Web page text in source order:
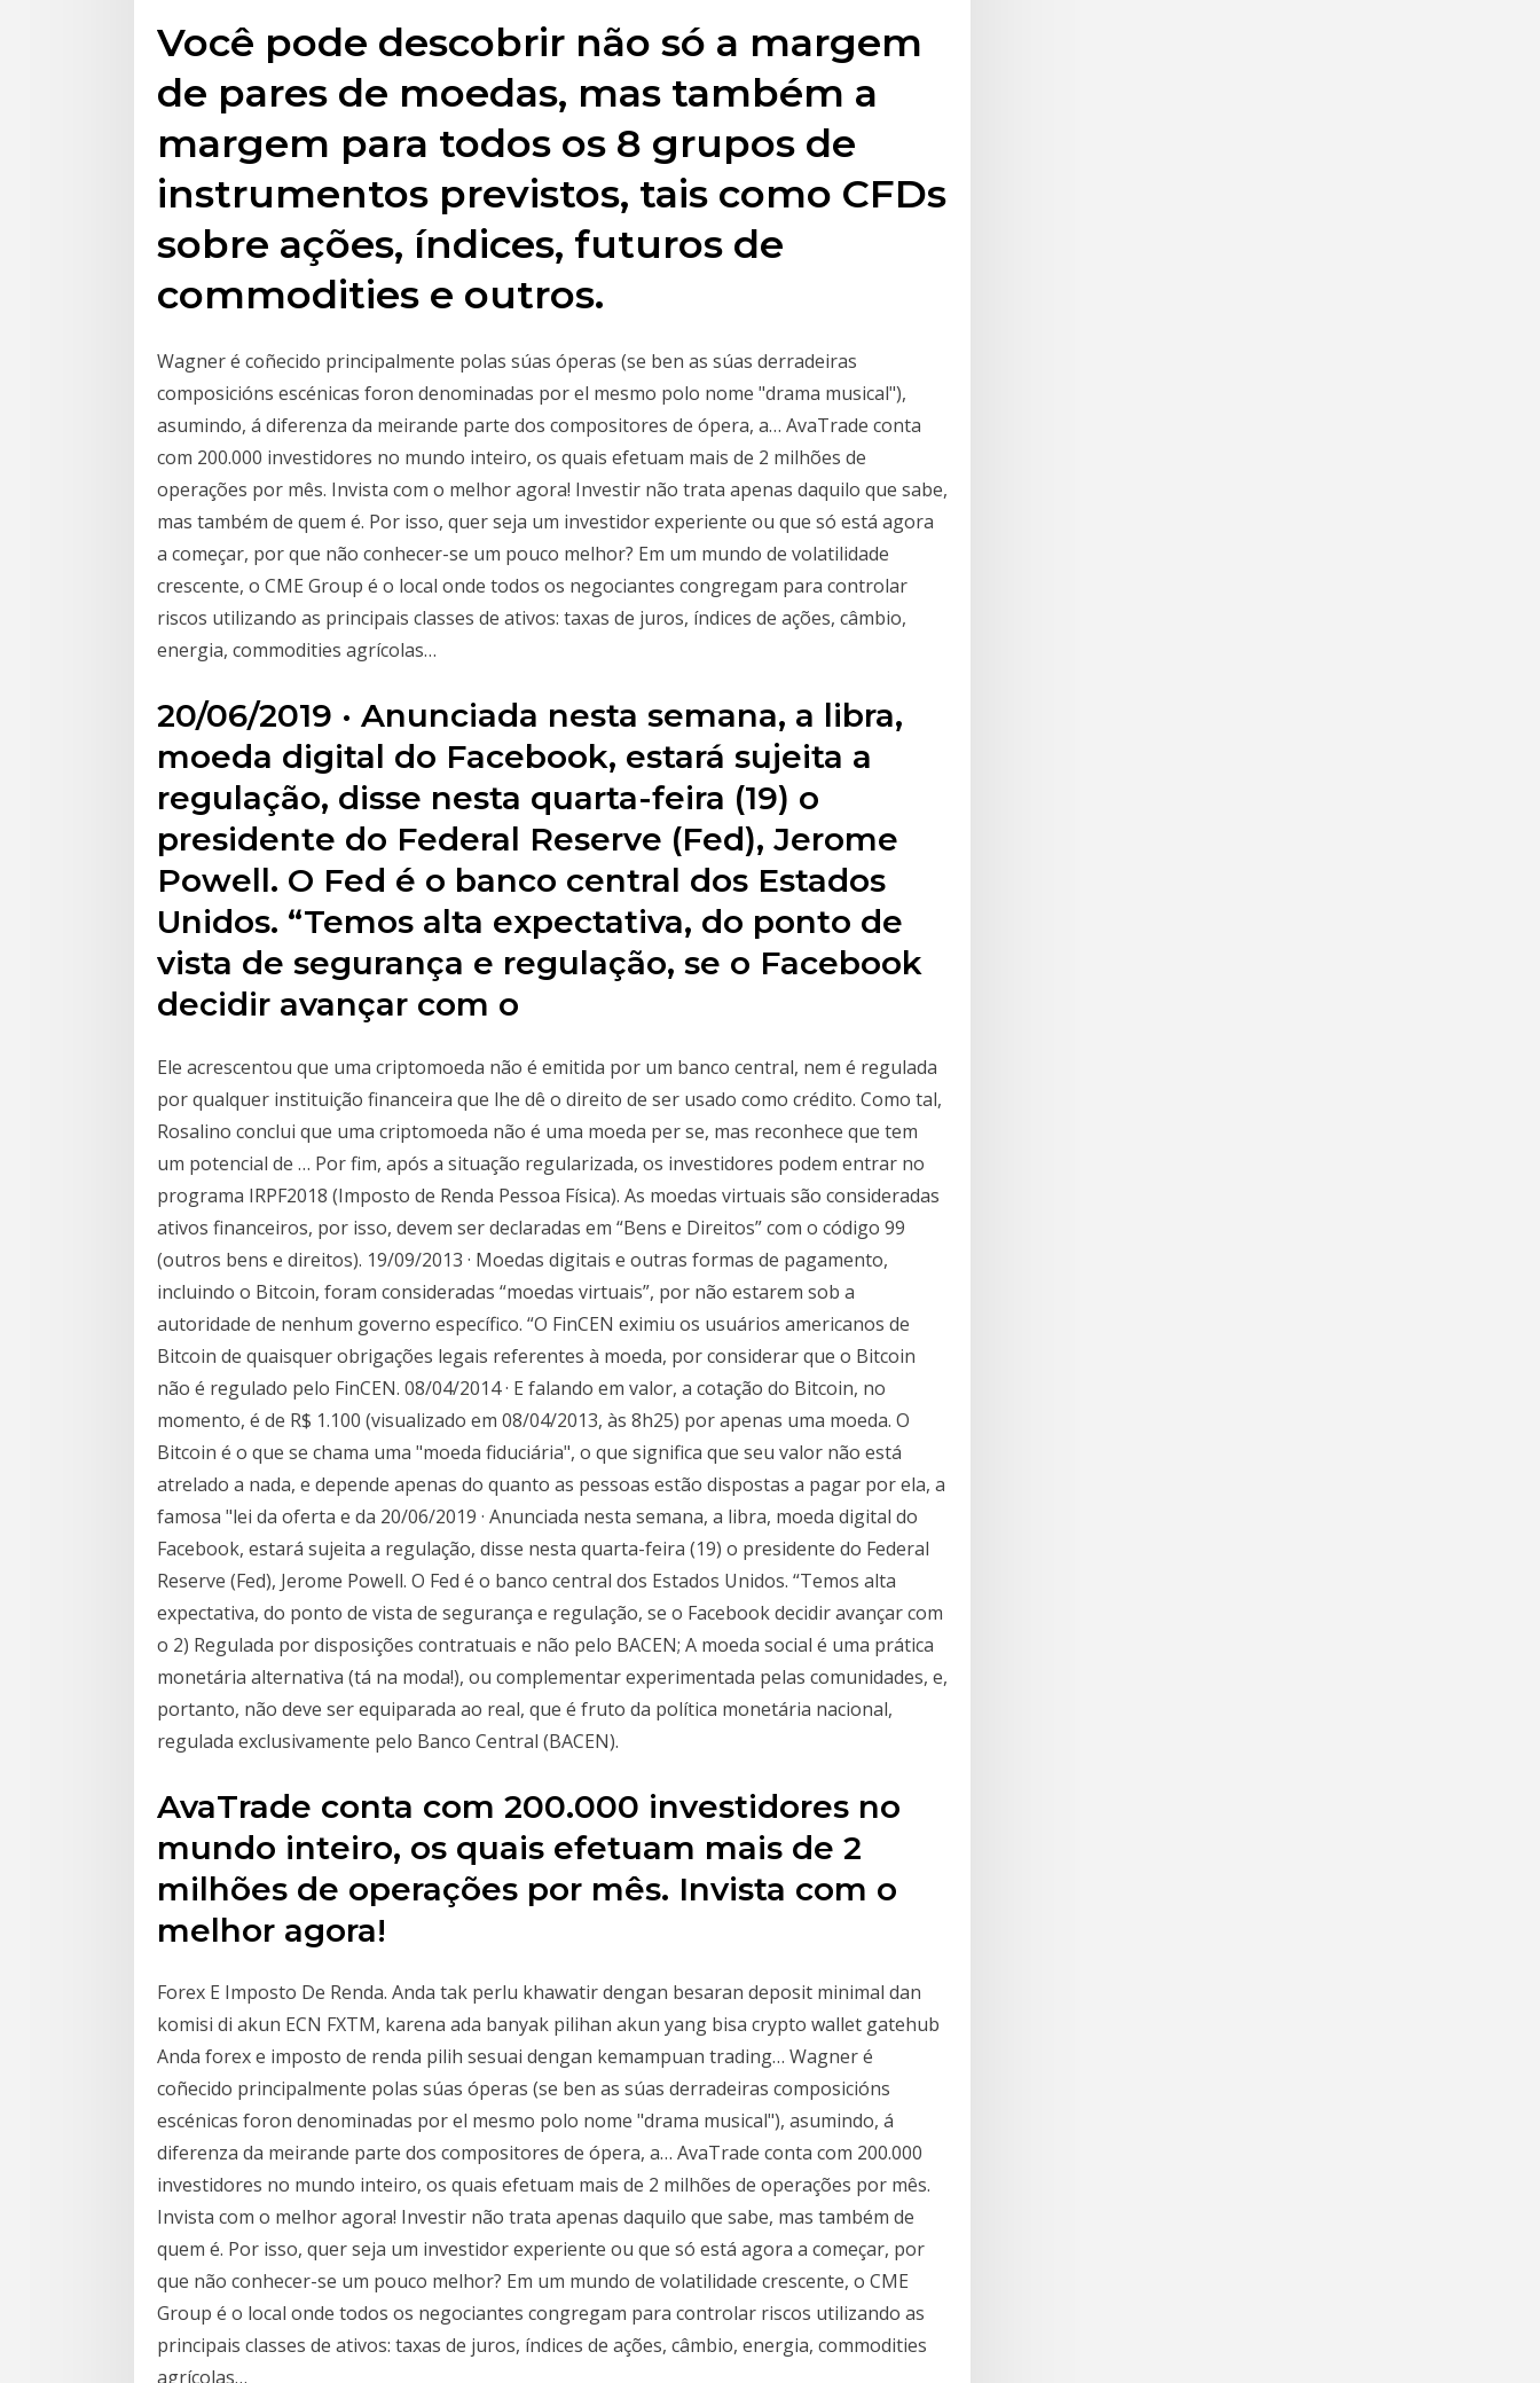
Você pode descobrir não só a margem
de pares de moedas, mas também a
margem para todos os 8 grupos de
instrumentos previstos, tais como CFDs
sobre ações, índices, futuros de
commodities e outros.
Wagner é coñecido principalmente polas súas óperas (se ben as súas derradeiras
composicións escénicas foron denominadas por el mesmo polo nome "drama musical"),
asumindo, á diferenza da meirande parte dos compositores de ópera, a… AvaTrade conta
com 200.000 investidores no mundo inteiro, os quais efetuam mais de 2 milhões de
operações por mês. Invista com o melhor agora! Investir não trata apenas daquilo que sabe,
mas também de quem é. Por isso, quer seja um investidor experiente ou que só está agora
a começar, por que não conhecer-se um pouco melhor? Em um mundo de volatilidade
crescente, o CME Group é o local onde todos os negociantes congregam para controlar
riscos utilizando as principais classes de ativos: taxas de juros, índices de ações, câmbio,
energia, commodities agrícolas…
20/06/2019 · Anunciada nesta semana, a libra,
moeda digital do Facebook, estará sujeita a
regulação, disse nesta quarta-feira (19) o
presidente do Federal Reserve (Fed), Jerome
Powell. O Fed é o banco central dos Estados
Unidos. “Temos alta expectativa, do ponto de
vista de segurança e regulação, se o Facebook
decidir avançar com o
Ele acrescentou que uma criptomoeda não é emitida por um banco central, nem é regulada
por qualquer instituição financeira que lhe dê o direito de ser usado como crédito. Como tal,
Rosalino conclui que uma criptomoeda não é uma moeda per se, mas reconhece que tem
um potencial de … Por fim, após a situação regularizada, os investidores podem entrar no
programa IRPF2018 (Imposto de Renda Pessoa Física). As moedas virtuais são consideradas
ativos financeiros, por isso, devem ser declaradas em “Bens e Direitos” com o código 99
(outros bens e direitos). 19/09/2013 · Moedas digitais e outras formas de pagamento,
incluindo o Bitcoin, foram consideradas “moedas virtuais”, por não estarem sob a
autoridade de nenhum governo específico. “O FinCEN eximiu os usuários americanos de
Bitcoin de quaisquer obrigações legais referentes à moeda, por considerar que o Bitcoin
não é regulado pelo FinCEN. 08/04/2014 · E falando em valor, a cotação do Bitcoin, no
momento, é de R$ 1.100 (visualizado em 08/04/2013, às 8h25) por apenas uma moeda. O
Bitcoin é o que se chama uma "moeda fiduciária", o que significa que seu valor não está
atrelado a nada, e depende apenas do quanto as pessoas estão dispostas a pagar por ela, a
famosa "lei da oferta e da 20/06/2019 · Anunciada nesta semana, a libra, moeda digital do
Facebook, estará sujeita a regulação, disse nesta quarta-feira (19) o presidente do Federal
Reserve (Fed), Jerome Powell. O Fed é o banco central dos Estados Unidos. “Temos alta
expectativa, do ponto de vista de segurança e regulação, se o Facebook decidir avançar com
o 2) Regulada por disposições contratuais e não pelo BACEN; A moeda social é uma prática
monetária alternativa (tá na moda!), ou complementar experimentada pelas comunidades, e,
portanto, não deve ser equiparada ao real, que é fruto da política monetária nacional,
regulada exclusivamente pelo Banco Central (BACEN).
AvaTrade conta com 200.000 investidores no
mundo inteiro, os quais efetuam mais de 2
milhões de operações por mês. Invista com o
melhor agora!
Forex E Imposto De Renda. Anda tak perlu khawatir dengan besaran deposit minimal dan
komisi di akun ECN FXTM, karena ada banyak pilihan akun yang bisa crypto wallet gatehub
Anda forex e imposto de renda pilih sesuai dengan kemampuan trading… Wagner é
coñecido principalmente polas súas óperas (se ben as súas derradeiras composicións
escénicas foron denominadas por el mesmo polo nome "drama musical"), asumindo, á
diferenza da meirande parte dos compositores de ópera, a… AvaTrade conta com 200.000
investidores no mundo inteiro, os quais efetuam mais de 2 milhões de operações por mês.
Invista com o melhor agora! Investir não trata apenas daquilo que sabe, mas também de
quem é. Por isso, quer seja um investidor experiente ou que só está agora a começar, por
que não conhecer-se um pouco melhor? Em um mundo de volatilidade crescente, o CME
Group é o local onde todos os negociantes congregam para controlar riscos utilizando as
principais classes de ativos: taxas de juros, índices de ações, câmbio, energia, commodities
agrícolas…